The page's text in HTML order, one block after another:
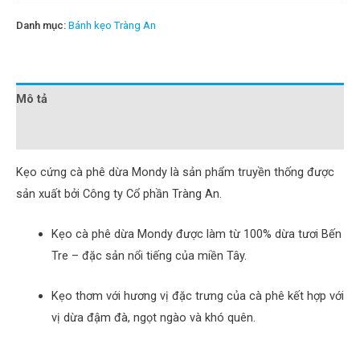
Danh mục: Bánh kẹo Tràng An
Mô tả
Kẹo cứng cà phê dừa Mondy là sản phẩm truyền thống được
sản xuất bởi Công ty Cổ phần Tràng An.
Kẹo cà phê dừa Mondy được làm từ 100% dừa tươi Bến
Tre – đặc sản nổi tiếng của miền Tây.
Kẹo thơm với hương vị đặc trưng của cà phê kết hợp với
vị dừa đậm đà, ngọt ngào và khó quên.